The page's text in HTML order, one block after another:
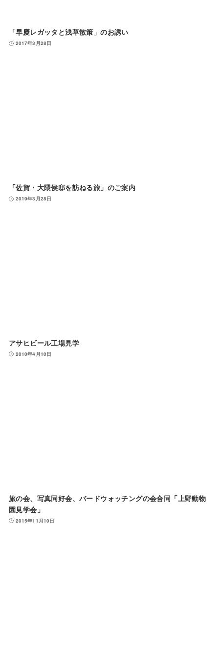
「早慶レガッタと浅草散策」のお誘い
2017年3月28日
「佐賀・大隈侯邸を訪ねる旅」のご案内
2019年3月28日
アサヒビール工場見学
2010年4月10日
旅の会、写真同好会、バードウォッチングの会合同「上野動物
園見学会」
2015年11月10日